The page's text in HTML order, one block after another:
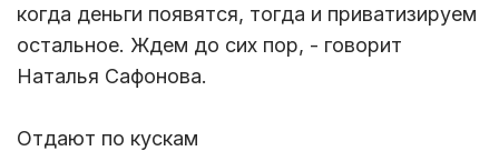
когда деньги появятся, тогда и приватизируем
остальное. Ждем до сих пор, - говорит
Наталья Сафонова.
Отдают по кускам